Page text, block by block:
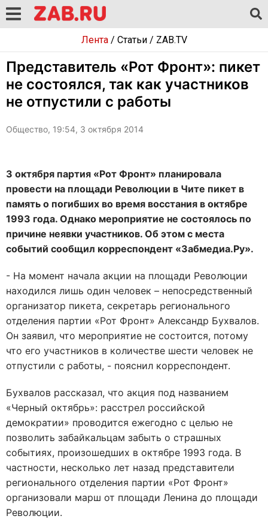
Лента/ Статьи/ ZAB.TV
Представитель «Рот Фронт»: пикет
не состоялся, так как участников
не отпустили с работы
Общество, 19:54, 3 октября 2014
3 октября партия «Рот Фронт» планировала
провести на площади Революции в Чите пикет в
память о погибших во время восстания в октябре
1993 года. Однако мероприятие не состоялось по
причине неявки участников. Об этом с места
событий сообщил корреспондент «Забмедиа.Ру».
- На момент начала акции на площади Революции
находился лишь один человек – непосредственный
организатор пикета, секретарь регионального
отделения партии «Рот Фронт» Александр Бухвалов.
Он заявил, что мероприятие не состоится, потому
что его участников в количестве шести человек не
отпустили с работы, - пояснил корреспондент.
Бухвалов рассказал, что акция под названием
«Черный октябрь»: расстрел российской
демократии» проводится ежегодно с целью не
позволить забайкальцам забыть о страшных
событиях, произошедших в октябре 1993 года. В
частности, несколько лет назад представители
регионального отделения партии «Рот Фронт»
организовали марш от площади Ленина до площади
Революции.